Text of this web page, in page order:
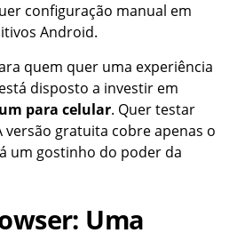
configuração manual em
Android.
quem quer uma experiência
disposto a investir em
para celular. Quer testar
versão gratuita cobre apenas o
um gostinho do poder da
Uma